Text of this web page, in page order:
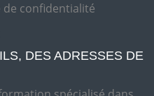
de confidentialité
DES ADRESSES DE